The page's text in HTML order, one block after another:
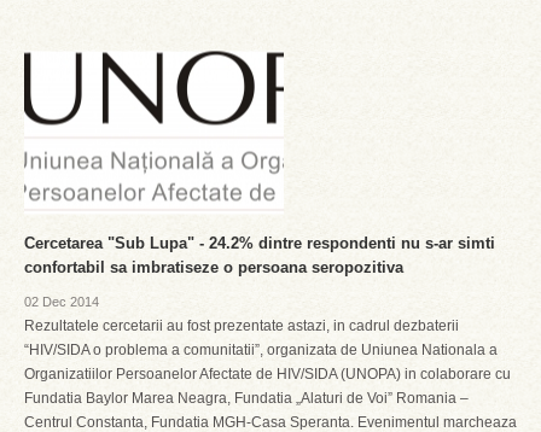
Cercetarea "Sub Lupa" - 24.2% dintre respondenti nu s-ar simti
confortabil sa imbratiseze o persoana seropozitiva
02 Dec 2014
Rezultatele cercetarii au fost prezentate astazi, in cadrul dezbaterii
“HIV/SIDA o problema a comunitatii”, organizata de Uniunea Nationala a
Organizatiilor Persoanelor Afectate de HIV/SIDA (UNOPA) in colaborare cu
Fundatia Baylor Marea Neagra, Fundatia „Alaturi de Voi” Romania –
Centrul Constanta, Fundatia MGH-Casa Speranta. Evenimentul marcheaza